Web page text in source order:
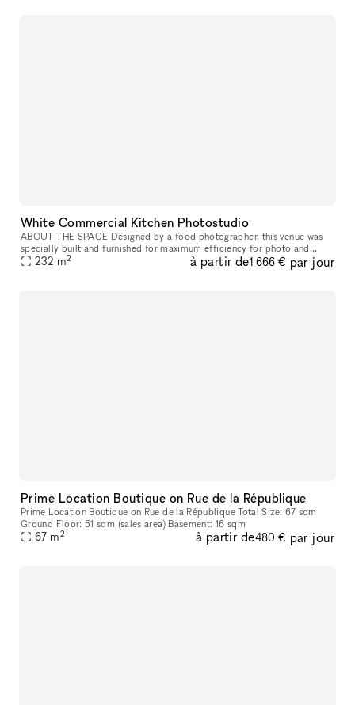
White Commercial Kitchen Photostudio
ABOUT THE SPACE Designed by a food photographer, this venue was
specially built and furnished for maximum efficiency for photo and
video shoots. Rental includes extensive kitchen appliances, kitchenw
232 m2 à partir de1 666 € par jour
Prime Location Boutique on Rue de la République
Prime Location Boutique on Rue de la République Total Size: 67 sqm
Ground Floor: 51 sqm (sales area) Basement: 16 sqm
67 m2 à partir de480 € par jour